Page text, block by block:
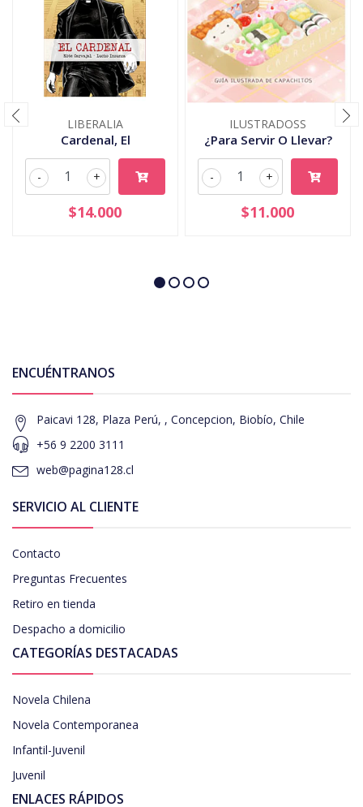
LIBERALIA
Cardenal, El
+
-
$14.000
ILUSTRADOSS
¿Para Servir O Llevar?
+
-
$11.000
ENCUÉNTRANOS
Paicavi 128, Plaza Perú, , Concepcion, Biobío, Chile
+56 9 2200 3111
web@pagina128.cl
SERVICIO AL CLIENTE
Contacto
Preguntas Frecuentes
Retiro en tienda
Despacho a domicilio
CATEGORÍAS DESTACADAS
Novela Chilena
Novela Contemporanea
Infantil-Juvenil
Juvenil
ENLACES RÁPIDOS